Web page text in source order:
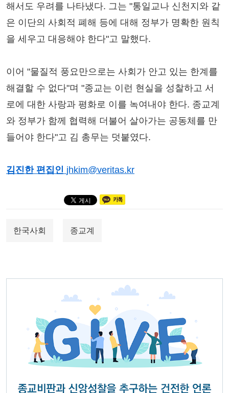
해서도 우려를 나타냈다. 그는 "통일교나 신천지와 같
은 이단의 사회적 폐해 등에 대해 정부가 명확한 원칙
을 세우고 대응해야 한다"고 말했다.
이어 "물질적 풍요만으로는 사회가 안고 있는 한계를
해결할 수 없다"며 "종교는 이런 현실을 성찰하고 서
로에 대한 사랑과 평화로 이를 녹여내야 한다. 종교계
와 정부가 함께 협력해 더불어 살아가는 공동체를 만
들어야 한다"고 김 총무는 덧붙였다.
김진한 편집인 jhkim@veritas.kr
한국사회 종교계